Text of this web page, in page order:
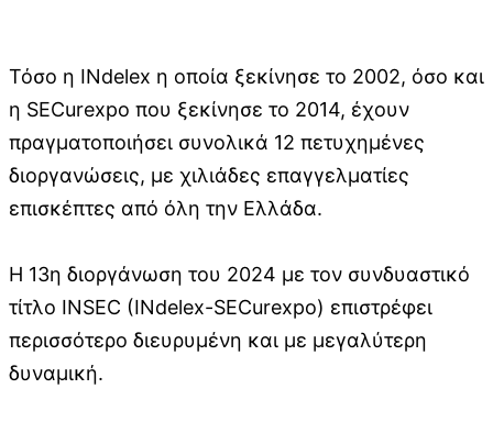
Τόσο η INdelex η οποία ξεκίνησε το 2002, όσο και
η SECurexpo που ξεκίνησε το 2014, έχουν
πραγματοποιήσει συνολικά 12 πετυχημένες
διοργανώσεις, με χιλιάδες επαγγελματίες
επισκέπτες από όλη την Ελλάδα.
Η 13η διοργάνωση του 2024 με τον συνδυαστικό
τίτλο INSEC (INdelex-SECurexpo) επιστρέφει
περισσότερο διευρυμένη και με μεγαλύτερη
δυναμική.